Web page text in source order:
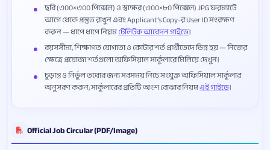
ছবি (৩০০×৩০০ পিক্সেল) ও স্বাক্ষর (৩০০×৮০ পিক্সেল) JPG ফরম্যাটে
আগে থেকে প্রস্তুত রাখুন এবং Applicant’s Copy-র User ID সংরক্ষণ
করুন — ধাপে ধাপে নিয়মটেলিটক আবেদন গাইডে।
বয়সসীমা, শিক্ষাগত যোগ্যতা ও কোটার শর্ত প্রার্থীভেদে ভিন্ন হয় — নিজের
ক্ষেত্রে প্রযোজ্য শর্তগুলো অফিসিয়াল সার্কুলারে মিলিয়ে দেখুন।
চূড়ান্ত ও নির্ভুল তথ্যের জন্য সবসময় নিচে সংযুক্ত অফিসিয়াল সার্কুলার
অনুসরণ করুন; সার্কুলারের প্রতিটি অংশ বোঝার নিয়মএই গাইডে।
Official Job Circular (PDF/Image)